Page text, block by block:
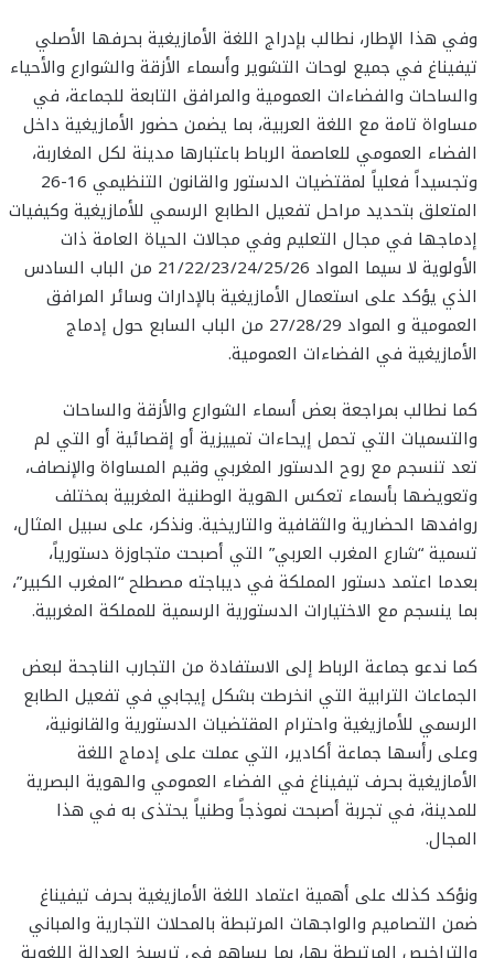
وفي هذا الإطار، نطالب بإدراج اللغة الأمازيغية بحرفها الأصلي
تيفيناغ في جميع لوحات التشوير وأسماء الأزقة والشوارع والأحياء
والساحات والفضاءات العمومية والمرافق التابعة للجماعة، في
مساواة تامة مع اللغة العربية، بما يضمن حضور الأمازيغية داخل
الفضاء العمومي للعاصمة الرباط باعتبارها مدينة لكل المغاربة،
وتجسيداً فعلياً لمقتضيات الدستور والقانون التنظيمي 16-26
المتعلق بتحديد مراحل تفعيل الطابع الرسمي للأمازيغية وكيفيات
إدماجها في مجال التعليم وفي مجالات الحياة العامة ذات
الأولوية لا سيما المواد 21/22/23/24/25/26 من الباب السادس
الذي يؤكد على استعمال الأمازيغية بالإدارات وسائر المرافق
العمومية و المواد 27/28/29 من الباب السابع حول إدماج
الأمازيغية في الفضاءات العمومية.
كما نطالب بمراجعة بعض أسماء الشوارع والأزقة والساحات
والتسميات التي تحمل إيحاءات تمييزية أو إقصائية أو التي لم
تعد تنسجم مع روح الدستور المغربي وقيم المساواة والإنصاف،
وتعويضها بأسماء تعكس الهوية الوطنية المغربية بمختلف
روافدها الحضارية والثقافية والتاريخية. ونذكر، على سبيل المثال،
تسمية “شارع المغرب العربي” التي أصبحت متجاوزة دستورياً،
بعدما اعتمد دستور المملكة في ديباجته مصطلح “المغرب الكبير”،
بما ينسجم مع الاختيارات الدستورية الرسمية للمملكة المغربية.
كما ندعو جماعة الرباط إلى الاستفادة من التجارب الناجحة لبعض
الجماعات الترابية التي انخرطت بشكل إيجابي في تفعيل الطابع
الرسمي للأمازيغية واحترام المقتضيات الدستورية والقانونية،
وعلى رأسها جماعة أكادير، التي عملت على إدماج اللغة
الأمازيغية بحرف تيفيناغ في الفضاء العمومي والهوية البصرية
للمدينة، في تجربة أصبحت نموذجاً وطنياً يحتذى به في هذا
المجال.
ونؤكد كذلك على أهمية اعتماد اللغة الأمازيغية بحرف تيفيناغ
ضمن التصاميم والواجهات المرتبطة بالمحلات التجارية والمباني